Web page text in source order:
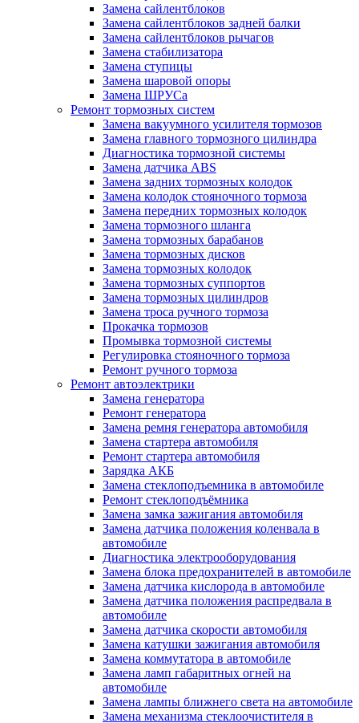
Замена сайлентблоков
Замена сайлентблоков задней балки
Замена сайлентблоков рычагов
Замена стабилизатора
Замена ступицы
Замена шаровой опоры
Замена ШРУСа
Ремонт тормозных систем
Замена вакуумного усилителя тормозов
Замена главного тормозного цилиндра
Диагностика тормозной системы
Замена датчика ABS
Замена задних тормозных колодок
Замена колодок стояночного тормоза
Замена передних тормозных колодок
Замена тормозного шланга
Замена тормозных барабанов
Замена тормозных дисков
Замена тормозных колодок
Замена тормозных суппортов
Замена тормозных цилиндров
Замена троса ручного тормоза
Прокачка тормозов
Промывка тормозной системы
Регулировка стояночного тормоза
Ремонт ручного тормоза
Ремонт автоэлектрики
Замена генератора
Ремонт генератора
Замена ремня генератора автомобиля
Замена стартера автомобиля
Ремонт стартера автомобиля
Зарядка АКБ
Замена стеклоподъемника в автомобиле
Ремонт стеклоподъёмника
Замена замка зажигания автомобиля
Замена датчика положения коленвала в
автомобиле
Диагностика электрооборудования
Замена блока предохранителей в автомобиле
Замена датчика кислорода в автомобиле
Замена датчика положения распредвала в
автомобиле
Замена датчика скорости автомобиля
Замена катушки зажигания автомобиля
Замена коммутатора в автомобиле
Замена ламп габаритных огней на
автомобиле
Замена лампы ближнего света на автомобиле
Замена механизма стеклоочистителя в